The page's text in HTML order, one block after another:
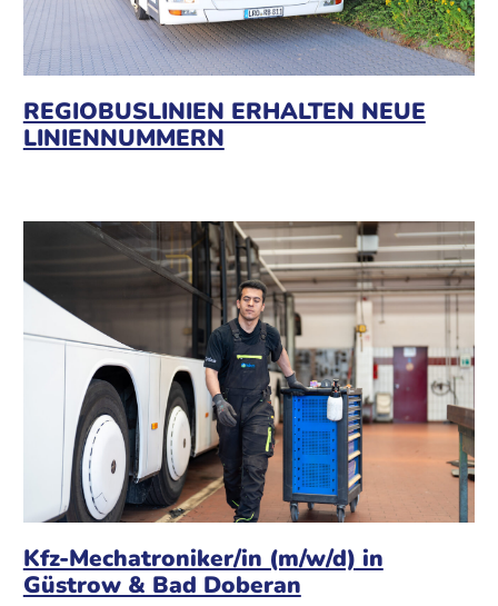
REGIOBUSLINIEN ERHALTEN NEUE
LINIENNUMMERN
Kfz-Mechatroniker/in (m/w/d) in
Güstrow & Bad Doberan